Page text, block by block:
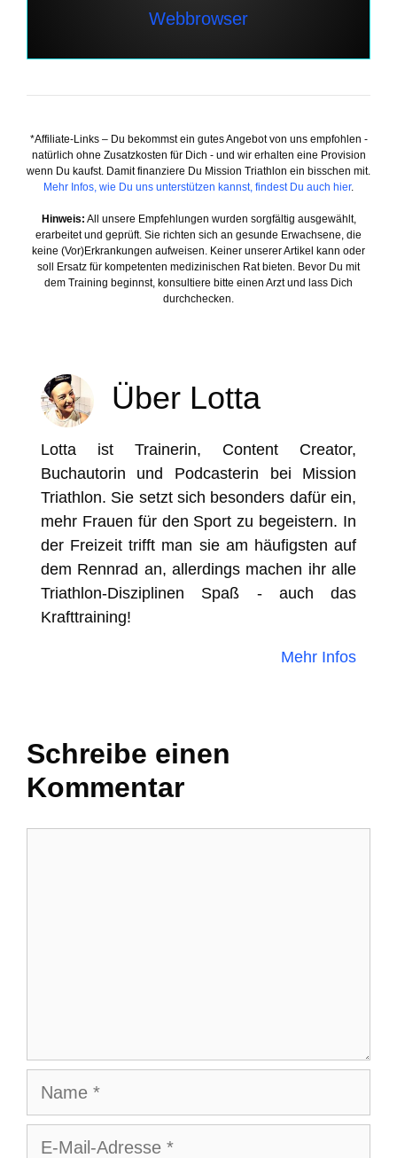
*Affiliate-Links – Du bekommst ein gutes Angebot von uns empfohlen -
natürlich ohne Zusatzkosten für Dich - und wir erhalten eine Provision
wenn Du kaufst. Damit finanziere Du Mission Triathlon ein bisschen mit.
Mehr Infos, wie Du uns unterstützen kannst, findest Du auch hier.
Hinweis: All unsere Empfehlungen wurden sorgfältig ausgewählt,
erarbeitet und geprüft. Sie richten sich an gesunde Erwachsene, die
keine (Vor)Erkrankungen aufweisen. Keiner unserer Artikel kann oder
soll Ersatz für kompetenten medizinischen Rat bieten. Bevor Du mit
dem Training beginnst, konsultiere bitte einen Arzt und lass Dich
durchchecken.
Über Lotta
Lotta ist Trainerin, Content Creator,
Buchautorin und Podcasterin bei Mission
Triathlon. Sie setzt sich besonders dafür ein,
mehr Frauen für den Sport zu begeistern. In
der Freizeit trifft man sie am häufigsten auf
dem Rennrad an, allerdings machen ihr alle
Triathlon-Disziplinen Spaß - auch das
Krafttraining!
Mehr Infos
Schreibe einen
Kommentar
Name
E-